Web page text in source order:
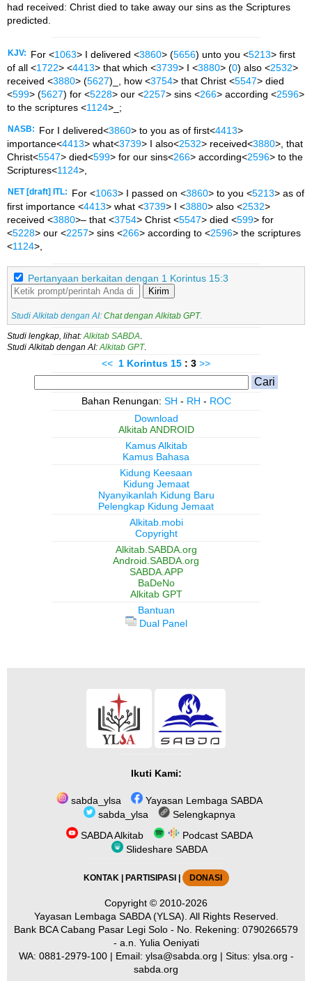
had received: Christ died to take away our sins as the Scriptures
predicted.
KJV: For <1063> I delivered <3860> (5656) unto you <5213> first
of all <1722> <4413> that which <3739> I <3880> (0) also <2532>
received <3880> (5627)_, how <3754> that Christ <5547> died
<599> (5627) for <5228> our <2257> sins <266> according <2596>
to the scriptures <1124>_;
NASB: For I delivered<3860> to you as of first<4413>
importance<4413> what<3739> I also<2532> received<3880>, that
Christ<5547> died<599> for our sins<266> according<2596> to the
Scriptures<1124>,
NET [draft] ITL: For <1063> I passed on <3860> to you <5213> as of
first importance <4413> what <3739> I <3880> also <2532>
received <3880>– that <3754> Christ <5547> died <599> for
<5228> our <2257> sins <266> according to <2596> the scriptures
<1124>,
Pertanyaan berkaitan dengan 1 Korintus 15:3
Kirim
Studi Alkitab dengan AI: Chat dengan Alkitab GPT.
Studi lengkap, lihat: Alkitab SABDA
Studi Alkitab dengan AI: Alkitab GPT.
<< 1 Korintus 15 : 3 >>
Bahan Renungan: SH - RH - ROC
Download
Alkitab ANDROID
Kamus Alkitab
Kamus Bahasa
Kidung Keesaan
Kidung Jemaat
Nyanyikanlah Kidung Baru
Pelengkap Kidung Jemaat
Alkitab.mobi
Copyright
Alkitab.SABDA.org
Android.SABDA.org
SABDA.APP
BaDeNo
Alkitab GPT
Bantuan
Dual Panel
Ikuti Kami:
sabda_ylsa
Yayasan Lembaga SABDA
sabda_ylsa
Selengkapnya
SABDA Alkitab
Podcast SABDA
Slideshare SABDA
KONTAK| PARTISIPASI DONASI
Copyright © 2010-2026
Yayasan Lembaga SABDA (YLSA). All Rights Reserved.
Bank BCA Cabang Pasar Legi Solo - No. Rekening: 0790266579
- a.n. Yulia Oeniyati
WA: 0881-2979-100| Email: ylsa@sabda.org | Situs: ylsa.org -
sabda.org